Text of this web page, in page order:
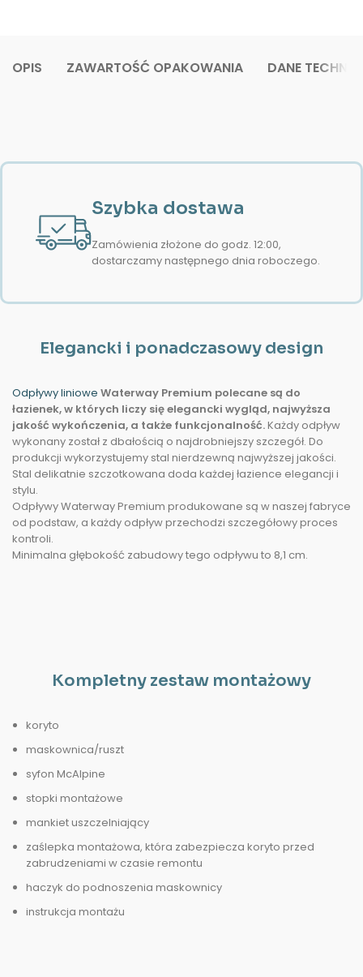
OPIS ZAWARTOŚĆ OPAKOWANIA DANE
Szybka dostawa
Zamówienia złożone do godz. 12:00,
dostarczamy następnego dnia roboczego.
Elegancki i ponadczasowy design
Odpływy liniowe Waterway Premium polecane są do
łazienek, w których liczy się elegancki wygląd, najwyższa
jakość wykończenia, a także funkcjonalność.Każdy odpływ
wykonany został z dbałością o najdrobniejszy szczegół. Do
produkcji wykorzystujemy stal nierdzewną najwyższej jakości.
Stal delikatnie szczotkowana doda każdej łazience elegancji i
stylu.
Odpływy Waterway Premium produkowane są w naszej fabryce
od podstaw, a każdy odpływ przechodzi szczegółowy proces
kontroli.
Minimalna głębokość zabudowy tego odpływu to 8,1 cm.
Kompletny zestaw montażowy
koryto
maskownica/ruszt
syfon McAlpine
stopki montażowe
mankiet uszczelniający
zaślepka montażowa, która zabezpiecza koryto przed
zabrudzeniami w czasie remontu
haczyk do podnoszenia maskownicy
instrukcja montażu